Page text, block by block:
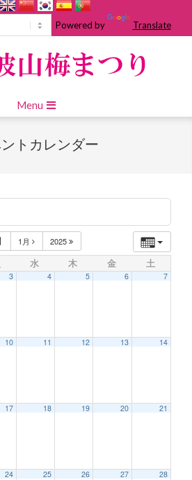
Powered by Translate
Menu
トカレンダー
1月 2025
水 木 金 土
3 4 5 6 7
10 11 12 13 14
17 18 19 20 21
24 25 26 27 28